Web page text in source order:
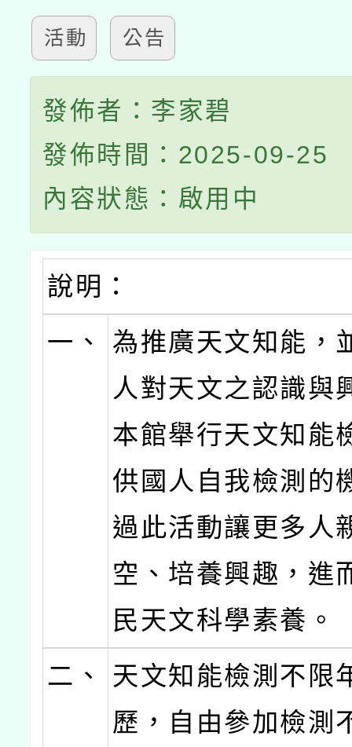
活動 公告
發佈者：李家碧
發佈時間：2025-09-25
內容狀態：啟用中
說明：
一、
為推廣天文知能，
人對天文之認識與
本館舉行天文知能
供國人自我檢測的
過此活動讓更多人
空、培養興趣，進
民天文科學素養。
二、
天文知能檢測不限
歷，自由參加檢測